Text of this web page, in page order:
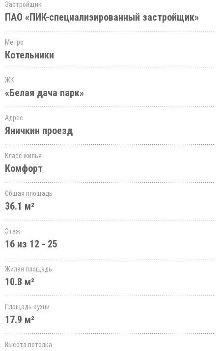
Застройщик
ПАО «ПИК-специализированный застройщик»
Метро
Котельники
ЖК
«Белая дача парк»
Адрес
Яничкин проезд
Класс жилья
Комфорт
Общая площадь
36.1 м²
Этаж
16 из 12 - 25
Жилая площадь
10.8 м²
Площадь кухни
17.9 м²
Высота потолка